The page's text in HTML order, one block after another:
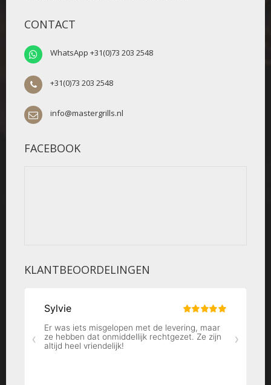
CONTACT
WhatsApp +31(0)73 203 2548
+31(0)73 203 2548
info@mastergrills.nl
FACEBOOK
KLANTBEOORDELINGEN